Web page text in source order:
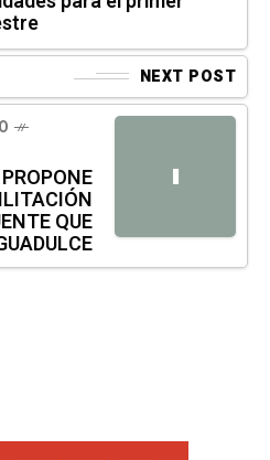
NEXT POST
I
QUE